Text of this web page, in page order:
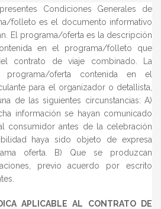
Condiciones Generales de
folleto es el documento informativo
El programa/oferta es la descripción
en el programa/folleto que
contrato de viaje combinado. La
oferta contenida en el
para el organizador o detallista,
de las siguientes circunstancias: A)
información se hayan comunicado
consumidor antes de la celebración
haya sido objeto de expresa
oferta. B) Que se produzcan
previo acuerdo por escrito
APLICABLE AL CONTRATO DE